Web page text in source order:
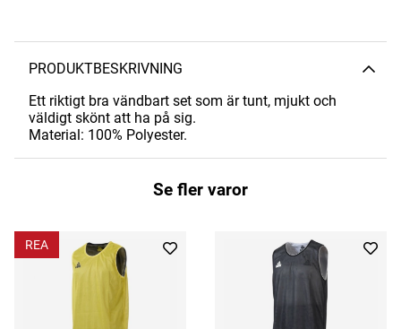
PRODUKTBESKRIVNING
Ett riktigt bra vändbart set som är tunt, mjukt och
väldigt skönt att ha på sig.
Material: 100% Polyester.
Se fler varor
REA